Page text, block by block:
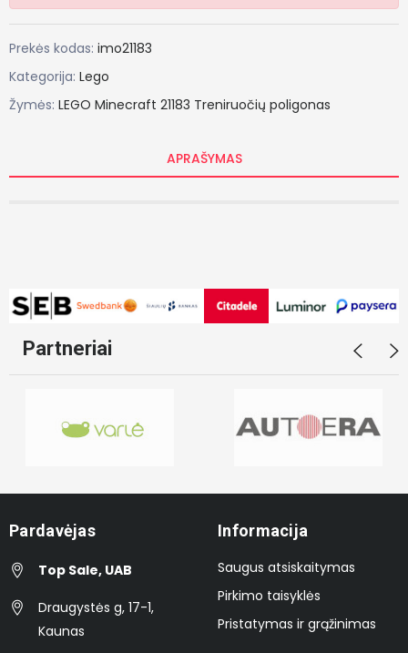
Prekės kodas: imo21183
Kategorija: Lego
Žymės: LEGO Minecraft 21183 Treniruočių poligonas
APRAŠYMAS
Partneriai
Pardavėjas
Top Sale, UAB
Draugystės g, 17-1,
Kaunas
Informacija
Saugus atsiskaitymas
Pirkimo taisyklės
Pristatymas ir grąžinimas